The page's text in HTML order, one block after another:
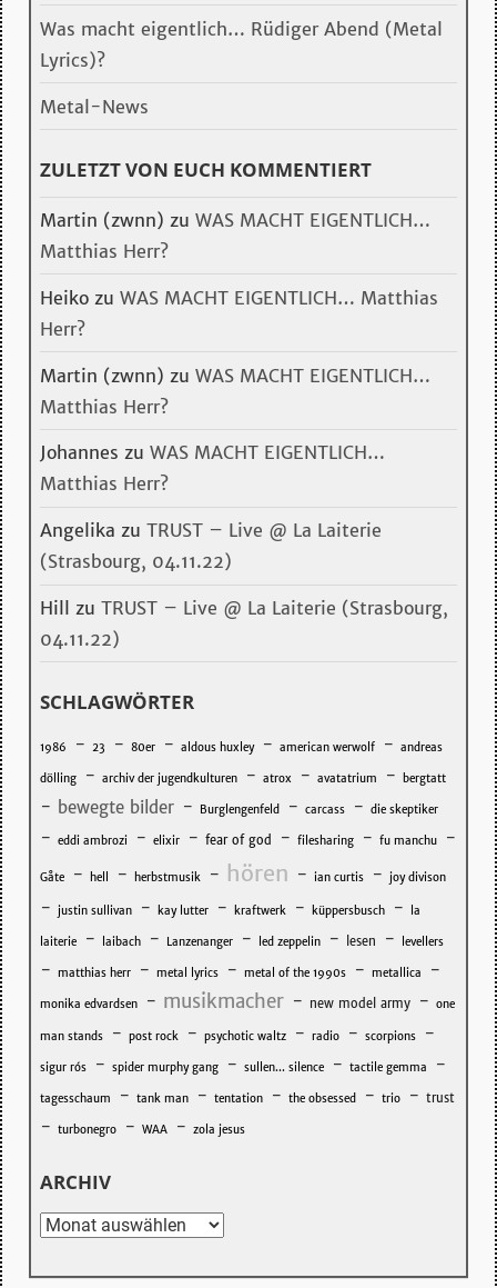
Was macht eigentlich… Rüdiger Abend (Metal
Lyrics)?
Metal-News
ZULETZT VON EUCH KOMMENTIERT
Martin (zwnn) zu WAS MACHT EIGENTLICH…
Matthias Herr?
Heiko zu WAS MACHT EIGENTLICH… Matthias
Herr?
Martin (zwnn) zu WAS MACHT EIGENTLICH…
Matthias Herr?
Johannes zu WAS MACHT EIGENTLICH…
Matthias Herr?
Angelika zu TRUST – Live @ La Laiterie
(Strasbourg, 04.11.22)
Hill zu TRUST – Live @ La Laiterie (Strasbourg,
04.11.22)
SCHLAGWÖRTER
1986 - 23 - 80er - aldous huxley - american werwolf - andreas
dölling - archiv der jugendkulturen - atrox - avatatrium - bergtatt
- bewegte bilder - Burglengenfeld - carcass - die skeptiker
- eddi ambrozi - elixir - fear of god - filesharing - fu manchu -
Gåte - hell - herbstmusik - hören - ian curtis - joy divison
- justin sullivan - kay lutter - kraftwerk - küppersbusch - la
laiterie - laibach - Lanzenanger - led zeppelin - lesen - levellers
- matthias herr - metal lyrics - metal of the 1990s - metallica -
monika edvardsen - musikmacher - new model army - one
man stands - post rock - psychotic waltz - radio - scorpions -
sigur rós - spider murphy gang - sullen... silence - tactile gemma -
tagesschaum - tank man - tentation - the obsessed - trio - trust
- turbonegro - WAA - zola jesus
ARCHIV
Archiv